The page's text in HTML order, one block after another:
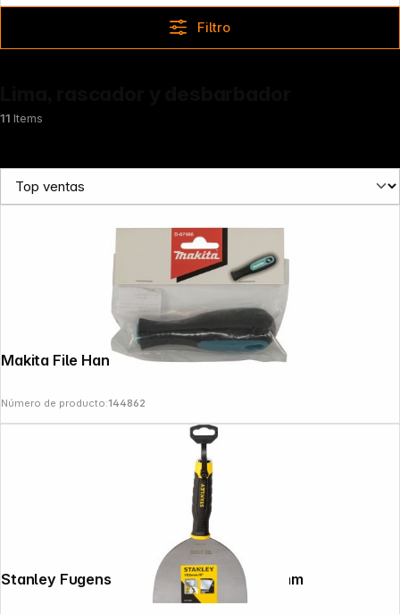
Filtro
11 Items
Makita File Handle
Número de producto:144862
Stanley Fugenspachtel m. PH2-Bit , 150mm